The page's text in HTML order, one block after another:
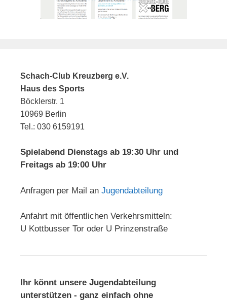
Schach-Club Kreuzberg e.V.
Haus des Sports
Böcklerstr. 1
10969 Berlin
Tel.: 030 6159191
Spielabend Dienstags ab 19:30 Uhr und
Freitags ab 19:00 Uhr
Anfragen per Mail an Jugendabteilung
Anfahrt mit öffentlichen Verkehrsmitteln:
U Kottbusser Tor oder U Prinzenstraße
Ihr könnt unsere Jugendabteilung
unterstützen - ganz einfach ohne